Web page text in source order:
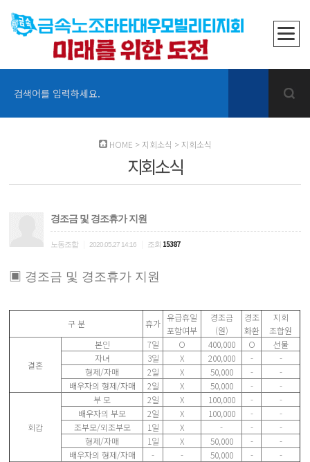
검색어를 입력하세요.
HOME >지회소식 >지회소식
지회소식
경조금 및 경조휴가 지원
노동조합 2020.05.27 14:16 조회 15387
▣ 경조금 및 경조휴가 지원
구 분 휴가
유급휴일
포함여부
경조금
(원)
경조
화환
지회
조합원
결혼
본인 7일 Ο 400,000 Ο
선물
자녀
3일 Χ 200,000 -
-
형제/자매
2일 Χ 50,000 -
-
배우자의 형제/자매
2일 Χ 50,000 - -
회갑
부 모 2일 Χ 100,000 -
-
배우자의 부모
2일 Χ 100,000 -
-
조부모/외조부모
1일 Χ - -
-
형제/자매
1일 Χ 50,000 -
-
배우자의 형제/자매
- - 50,000 -
-